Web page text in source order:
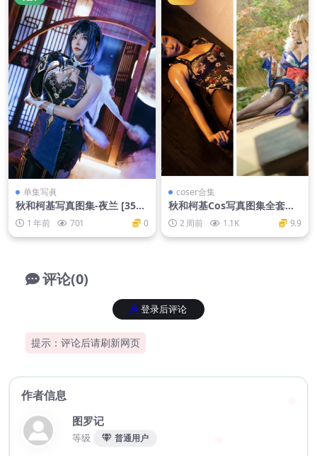
单集写眞
秋和柯基写真图集-夜兰 [35P-
728MB]
1 年前 701 0
coser合集
秋和柯基Cos写真图集全套作
品【持续更新】
2 周前 1.1K 9.9
评论(0)
提示：评论后请刷新网页
登录后评论
作者信息
图罗记
等级 普通用户